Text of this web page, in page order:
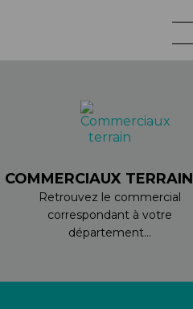
COMMERCIAUX TERRAIN
Retrouvez le commercial
correspondant à votre
département...